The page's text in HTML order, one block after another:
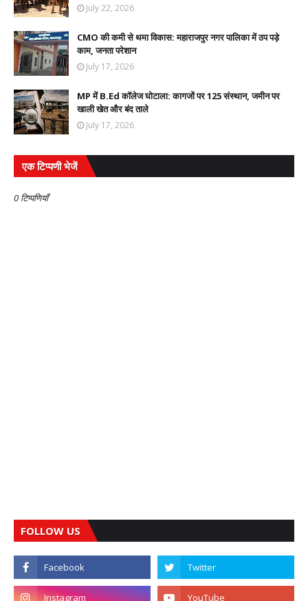
July 22, 2026
CMO की कमी से थमा विकास: महाराजपुर नगर पालिका में ठप पड़े
काम, जनता परेशान
July 17, 2026
MP में B.Ed कॉलेज घोटाला: कागजों पर 125 संस्थान, जमीन पर
खाली खेत और बंद ताले
July 17, 2026
एक टिप्पणी भेजें
0 टिप्पणियाँ
FOLLOW US